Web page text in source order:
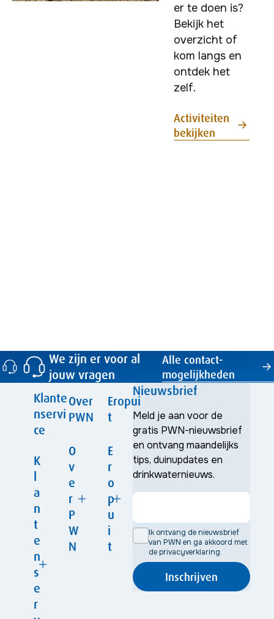
er te doen is?
Bekijk het
overzicht of
kom langs en
ontdek het
zelf.
Activiteiten
bekijken
We zijn er voor al
jouw vragen
Alle contact­
mogelijkheden
Klante
nservi
ce
K
l
a
n
t
e
n
s
e
r
Over
PWN
O
v
e
r
P
W
N
Eropui
t
E
r
o
p
u
i
t
Ac
Nieuwsbrief
Meld je aan voor de
gratis PWN-nieuwsbrief
en ontvang maandelijks
tips, duinupdates en
drinkwaternieuws.
Ik ontvang de nieuwsbrief
van PWN en ga akkoord met
de privacyverklaring.
Inschrijven